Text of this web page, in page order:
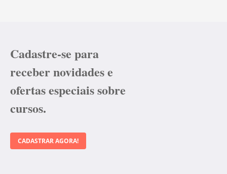
Cadastre-se para
receber novidades e
ofertas especiais sobre
cursos.
CADASTRAR AGORA!